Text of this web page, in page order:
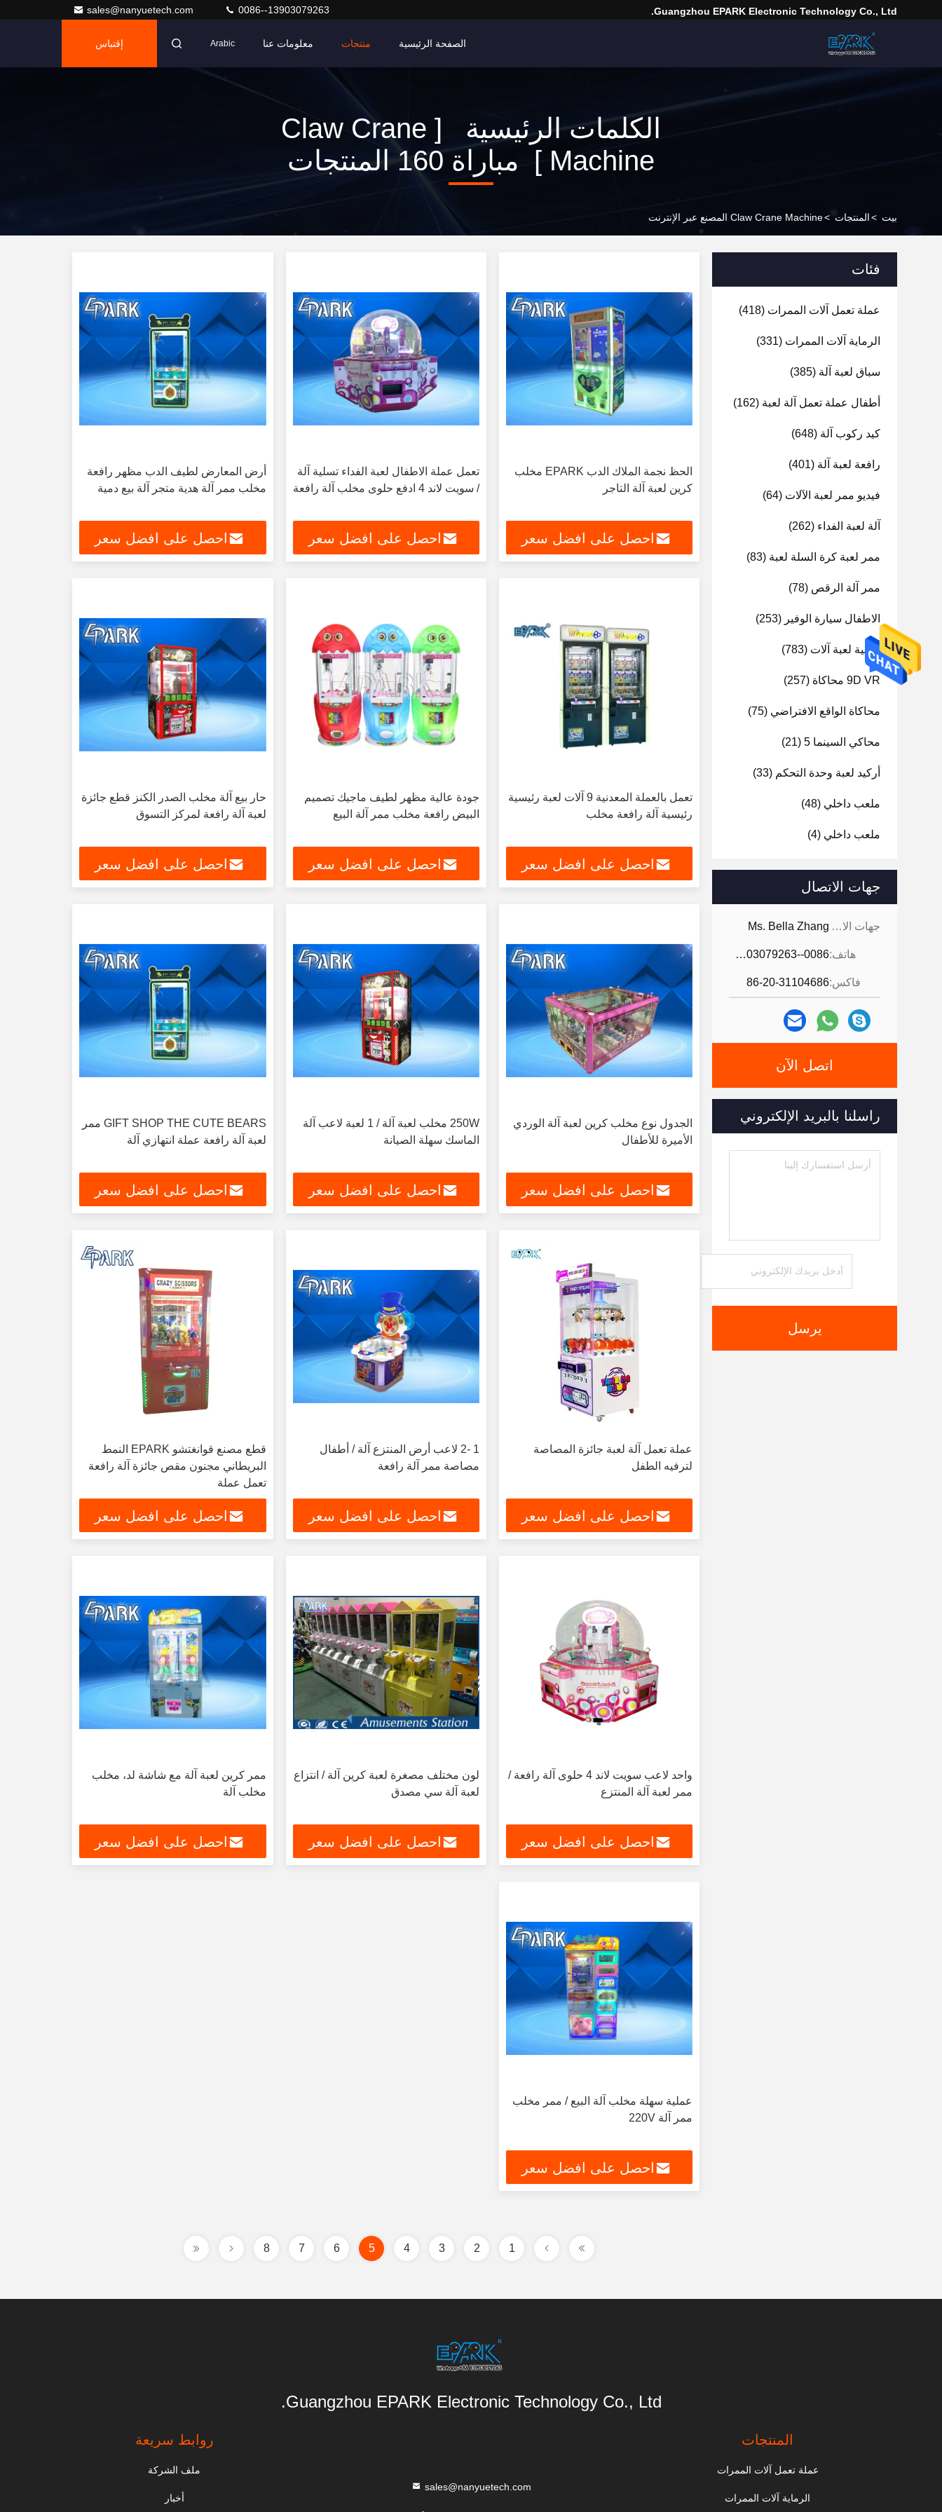
Guangzhou EPARK Electronic Technology Co., Ltd.
sales@nanyuetech.com 0086--13903079263
الصفحة الرئيسية منتجات معلومات عنا Arabic إقتباس
الكلمات الرئيسية [ Claw Crane
Machine ] مباراة 160 المنتجات
بيت >المنتجات >Claw Crane Machine المصنع عبر الإنترنت
فئات
عملة تعمل آلات الممرات (418)
الرماية آلات الممرات (331)
سباق لعبة آلة (385)
أطفال عملة تعمل آلة لعبة (162)
كيد ركوب آلة (648)
رافعة لعبة آلة (401)
فيديو ممر لعبة الآلات (64)
آلة لعبة الفداء (262)
ممر لعبة كرة السلة لعبة (83)
ممر آلة الرقص (78)
الاطفال سيارة الوفير (253)
تسلية لعبة آلات (783)
9D VR محاكاة (257)
محاكاة الواقع الافتراضي (75)
محاكي السينما 5 (21)
أركيد لعبة وحدة التحكم (33)
ملعب داخلي (48)
ملعب داخلي (4)
جهات الاتصال
جهات الاتصال: Ms. Bella Zhang
هاتف: 0086--13903079263
فاكس:86-20-31104686
اتصل الآن
راسلنا بالبريد الإلكتروني
يرسل
الحظ نجمة الملاك الدب EPARK مخلب
كرين لعبة آلة التاجر
احصل على افضل سعر
تعمل عملة الاطفال لعبة الفداء تسلية آلة
/ سويت لاند 4 ادفع حلوى مخلب آلة رافعة
احصل على افضل سعر
أرض المعارض لطيف الدب مظهر رافعة
مخلب ممر آلة هدية متجر آلة بيع دمية
احصل على افضل سعر
تعمل بالعملة المعدنية 9 آلات لعبة رئيسية
رئيسية آلة رافعة مخلب
احصل على افضل سعر
جودة عالية مظهر لطيف ماجيك تصميم
البيض رافعة مخلب ممر آلة البيع
احصل على افضل سعر
حار بيع آلة مخلب الصدر الكنز قطع جائزة
لعبة آلة رافعة لمركز التسوق
احصل على افضل سعر
الجدول نوع مخلب كرين لعبة آلة الوردي
الأميرة للأطفال
احصل على افضل سعر
250W مخلب لعبة آلة / 1 لعبة لاعب آلة
الماسك سهلة الصيانة
احصل على افضل سعر
GIFT SHOP THE CUTE BEARS ممر
لعبة آلة رافعة عملة انتهازي آلة
احصل على افضل سعر
عملة تعمل آلة لعبة جائزة المصاصة
لترفيه الطفل
احصل على افضل سعر
1 -2 لاعب أرض المنتزع آلة / أطفال
مصاصة ممر آلة رافعة
احصل على افضل سعر
قطع مصنع قوانغتشو EPARK النمط
البريطاني مجنون مقص جائزة آلة رافعة
تعمل عملة
احصل على افضل سعر
واحد لاعب سويت لاند 4 حلوى آلة رافعة /
ممر لعبة آلة المنتزع
احصل على افضل سعر
لون مختلف مصغرة لعبة كرين آلة / انتزاع
لعبة آلة سي مصدق
احصل على افضل سعر
ممر كرين لعبة آلة مع شاشة لد، مخلب
مخلب آلة
احصل على افضل سعر
عملية سهلة مخلب آلة البيع / ممر مخلب
ممر آلة 220V
احصل على افضل سعر
1
2
3
4
5
6
7
8
Guangzhou EPARK Electronic Technology Co., Ltd.
المنتجات
عملة تعمل آلات الممرات
الرماية آلات الممرات
sales@nanyuetech.com
روابط سريعة
ملف الشركة
أخبار